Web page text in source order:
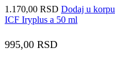
1.170,00 RSD Dodaj u korpu
ICF Iryplus a 50 ml
995,00 RSD